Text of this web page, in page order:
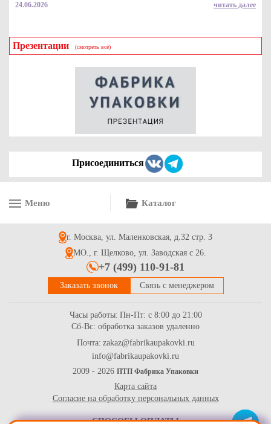
Коробка картонная самосборная серия "Fupeco HandBox", р-р
275*90*75мм из бур/бел крафт картона
Гофрокороб 520*200*290 (30 л) 4-х клапанный из 3-х
Гофрированный ящик 320*220*130 самосборный бур/бур для
маркетплейсов
24.06.2026 читать далее
Презентации (смотреть всё)
Присоединиться
Меню Каталог
г. Москва, ул. Маленковская, д.32 стр. 3
МО., г. Щелково, ул. Заводская с 26.
+7 (499) 110-91-81
Заказать звонок Связь с менеджером
Часы работы: Пн-Пт: с 8:00 до 21:00
Сб-Вс: обработка заказов удаленно
Почта: zakaz@fabrikaupakovki.ru
info@fabrikaupakovki.ru
2009 - 2026 ПТП Фабрика Упаковки
Карта сайта
Согласие на обработку персональных данных
СПОСОБЫ ОПЛАТЫ